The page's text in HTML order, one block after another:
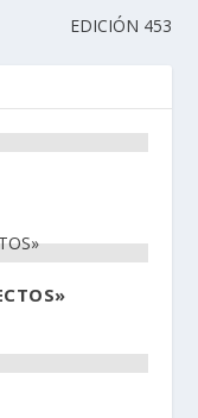
EDICIÓN 453